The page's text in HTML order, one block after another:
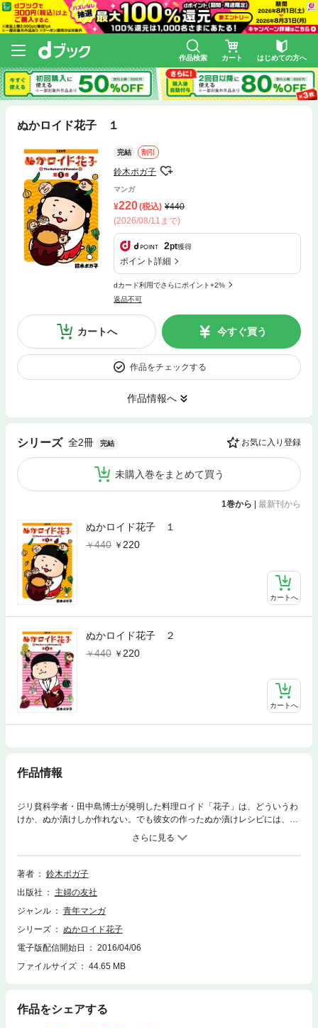
作品検索 カート はじめての方へ
ぬかロイド花子 １
完結 割引
鈴木ポガ子
マンガ
220(税込)
440
(2026/08/11まで)
2pt獲得
ポイント詳細
dカード利用でさらにポイント+2%
返品不可
カートへ 今すぐ買う
作品をチェックする
作品情報へ
シリーズ 全2冊 完結 お気に入り登録
未購入巻をまとめて買う
1巻から 最新刊から
ぬかロイド花子 １
440
220
カートへ
ぬかロイド花子 ２
440
220
カートへ
作品情報
ジリ貧科学者・田中島博士が発明した料理ロイド「花子」は、どういうわ
けか、ぬか漬けしか作れない。でも彼女の作ったぬか漬けレシピには、人
を幸せにするチカラがありました。かわいさとアクの強さが混じった独特
のキャラクターたちは、どれも年季の入ったぬか床のような味わい深さ。
古今東西のぬか漬けレシピもわかり、読めばあなたもぬか床をかきまわし
たくなる!? コミックスだけで読める限定特典として、ぬか床をかきまわ
間たちの日常を描くスピンオフマンガも収録！特別描き下ろし 第０話
ぬかロイド花子、誕生！第１話 きゅうりのぬか漬け 古漬けごはん第２
ぬか漬けの山形だし（きゅうり・なす・オクラ・みょうが）
著者
鈴木ポガ子
出版社
主婦の友社
ジャンル
青年マンガ
シリーズ
ぬかロイド花子
電子版配信開始日
2016/04/06
ファイルサイズ
44.65 MB
作品をシェアする